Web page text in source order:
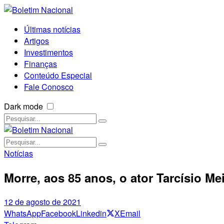
Últimas notícias
Artigos
Investimentos
Finanças
Conteúdo Especial
Fale Conosco
Dark mode
Notícias
Morre, aos 85 anos, o ator Tarcísio
12 de agosto de 2021
WhatsAppFacebookLinkedin XEmail